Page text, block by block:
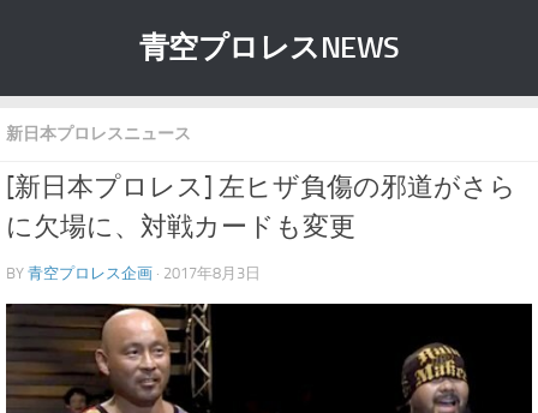
青空プロレスNEWS
新日本プロレスニュース
[新日本プロレス] 左ヒザ負傷の邪道がさら
に欠場に、対戦カードも変更
BY 青空プロレス企画 · 2017年8月3日